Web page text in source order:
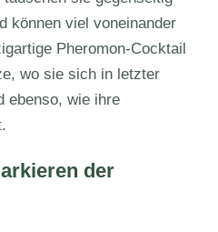
können viel voneinander
Pheromon-Cocktail
wo sie sich in letzter
ebenso, wie ihre
der